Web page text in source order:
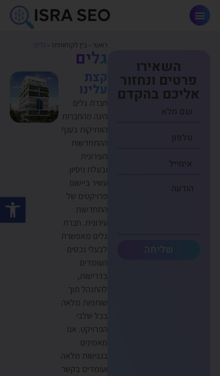
פתח
השאירו
פרטים ונחזור
אליכם בהקדם
שליחה
ראשי »בין לקוחותינו
גלים
קצת
עלינו
חברת גלים
הינה מהחברות
הוותיקות בענף
ההתחדשות
העירונית
ובעלת ניסיון
עשיר ביישום
פרויקטים של
התחדשות
עירונית. חברת
גלים מאפשרת
לבעלי נכסים
העומדים
בדרישות,
להתנהל תוך
שותפות מלאה
בכל שלבי
הפרויקט. אנו
מאמינים
בנגישות מלאה
ועומדים בקשר